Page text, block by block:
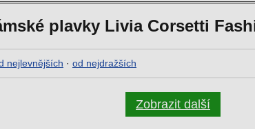
plavky Livia Corsetti
nejlevnějších · od nejdražších
Zobrazit další